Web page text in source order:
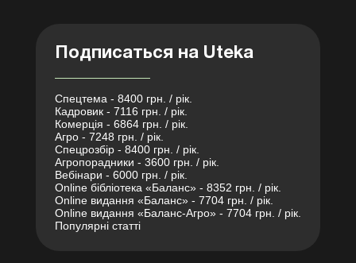
Подписаться на Uteka
Спецтема - 8400 грн. / рік.
Кадровик - 7116 грн. / рік.
Комерція - 6864 грн. / рік.
Агро - 7248 грн. / рік.
Спецрозбір - 8400 грн. / рік.
Агропорадники - 3600 грн. / рік.
Вебінари - 6000 грн. / рік.
Online бібліотека «Баланс» - 8352 грн. / рік.
Online видання «Баланс» - 7704 грн. / рік.
Online видання «Баланс-Агро» - 7704 грн. / рік.
Популярні статті